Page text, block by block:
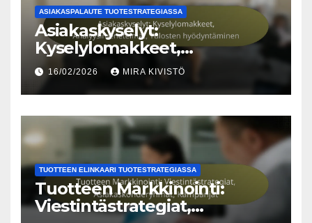
ASIAKASPALAUTE TUOTESTRATEGIASSA
Asiakaskyselyt:
Kyselylomakkeet,
Analyysimenetelmät,
Tulosten hyödyntäminen
16/02/2026 MIRA KIVISTÖ
TUOTTEEN ELINKAARI TUOTESTRATEGIASSA
Tuotteen Markkinointi:
Viestintästrategiat,